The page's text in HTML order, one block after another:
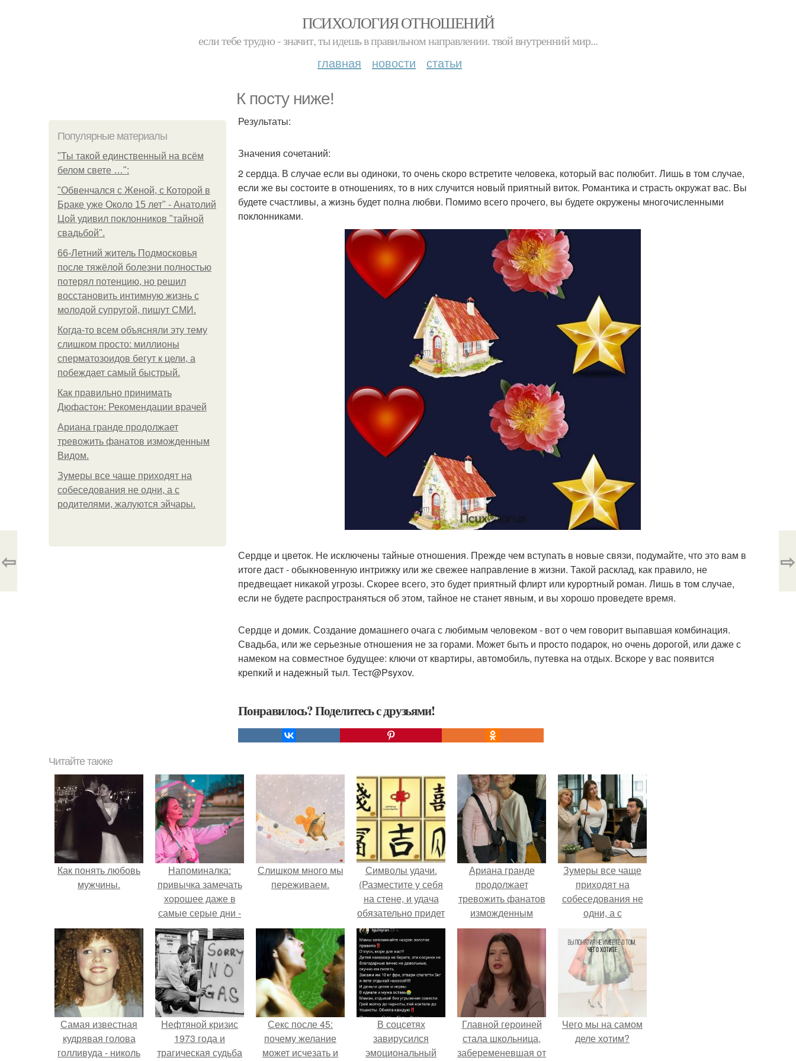
ПСИХОЛОГИЯ ОТНОШЕНИЙ
если тебе трудно - значит, ты идешь в правильном направлении. твой внутренний мир...
главная новости статьи
К посту ниже!
Популярные материалы
"Ты такой единственный на всём
белом свете …":
"Обвенчался с Женой, с Которой в
Браке уже Около 15 лет" - Анатолий
Цой удивил поклонников "тайной
свадьбой".
66-Летний житель Подмосковья
после тяжёлой болезни полностью
потерял потенцию, но решил
восстановить интимную жизнь с
молодой супругой, пишут СМИ.
Когда-то всем объясняли эту тему
слишком просто: миллионы
сперматозоидов бегут к цели, а
побеждает самый быстрый.
Как правильно принимать
Дюфастон: Рекомендации врачей
Ариана гранде продолжает
тревожить фанатов изможденным
Видом.
Зумеры все чаще приходят на
собеседования не одни, а с
родителями, жалуются эйчары.
Результаты:
Значения сочетаний:
2 сердца. В случае если вы одиноки, то очень скоро встретите человека, который вас полюбит. Лишь в том случае,
если же вы состоите в отношениях, то в них случится новый приятный виток. Романтика и страсть окружат вас. Вы
будете счастливы, а жизнь будет полна любви. Помимо всего прочего, вы будете окружены многочисленными
поклонниками.
Сердце и цветок. Не исключены тайные отношения. Прежде чем вступать в новые связи, подумайте, что это вам в
итоге даст - обыкновенную интрижку или же свежее направление в жизни. Такой расклад, как правило, не
предвещает никакой угрозы. Скорее всего, это будет приятный флирт или курортный роман. Лишь в том случае,
если не будете распространяться об этом, тайное не станет явным, и вы хорошо проведете время.
Сердце и домик. Создание домашнего очага с любимым человеком - вот о чем говорит выпавшая комбинация.
Свадьба, или же серьезные отношения не за горами. Может быть и просто подарок, но очень дорогой, или даже с
намеком на совместное будущее: ключи от квартиры, автомобиль, путевка на отдых. Вскоре у вас появится
крепкий и надежный тыл. Тест@Psyxov.
Понравилось? Поделитесь с друзьями!
⇦ ⇨
Читайте также
Как понять любовь
мужчины.
Напоминалка:
привычка замечать
хорошее даже в
самые серые дни -
это не очередная
сказка из книг по
саморазвитию.
Слишком много мы
пеpеживаем.
Символы удачи.
(Разместите у себя
на стене, и удача
обязательно придет
к вам).
Ариана гранде
продолжает
тревожить фанатов
изможденным
Видом.
Зумеры все чаще
приходят на
собеседования не
одни, а с
родителями,
жалуются эйчары.
Самая известная
кудрявая голова
голливуда - николь
Нефтяной кризис
1973 года и
трагическая судьба
Секс после 45:
почему желание
может исчезать и
В соцсетях
завирусился
эмоциональный
Главной героиней
стала школьница,
забеременевшая от
Чего мы на самом
деле хотим?